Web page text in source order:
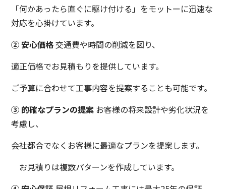
「何かあったら直ぐに駆け付ける」をモットーに迅速な
対応を心掛けています。
② 安心価格交通費や時間の削減を図り、
適正価格でお見積もりを提供しています。
ご予算に合わせて工事内容を提案することも可能です。
③ 的確なプランの提案 お客様の将来設計や劣化状況を
考慮し、
会社都合でなくお客様に最適なプランを提案します。
お見積りは複数パターンを作成しています。